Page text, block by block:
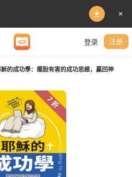
登录 注册
的成功學：擺脫有害的成功思維，贏回神
7 折